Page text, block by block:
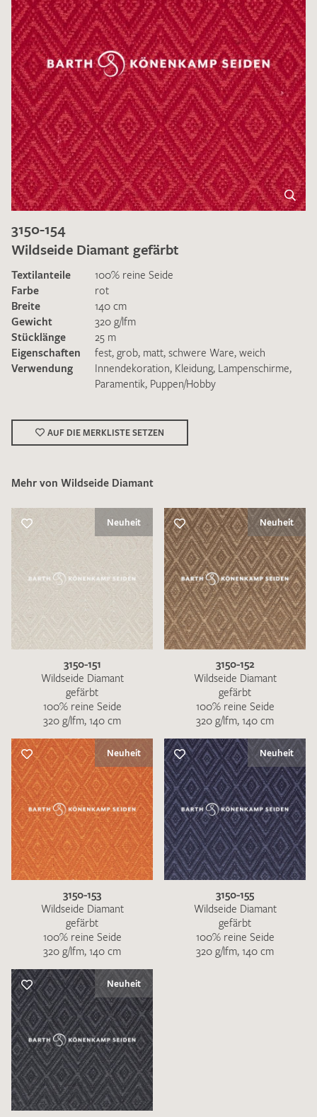
Ich bin damit einverstanden, dass meine angegebenen Daten
zur Beantwortung meiner Musteranfrage genutzt werden.
DieDatenschutzbestimmungenhabe ich zur Kenntnis
MUSTERANFRAGE SENDEN
3150-154
Wildseide Diamant gefärbt
Textilanteile
100% reine Seide
Farbe
rot
Breite
140 cm
Gewicht
320 g/lfm
Stücklänge
25 m
Eigenschaften
fest, grob, matt, schwere Ware, weich
Verwendung
Innendekoration, Kleidung, Lampenschirme,
Paramentik, Puppen/Hobby
AUF DIE MERKLISTE SETZEN
Mehr von Wildseide Diamant
Neuheit
3150-151
Wildseide Diamant
gefärbt
100% reine Seide
320 g/lfm, 140 cm
Neuheit
3150-152
Wildseide Diamant
gefärbt
100% reine Seide
320 g/lfm, 140 cm
Neuheit
3150-153
Wildseide Diamant
gefärbt
100% reine Seide
320 g/lfm, 140 cm
Neuheit
3150-155
Wildseide Diamant
gefärbt
100% reine Seide
320 g/lfm, 140 cm
Neuheit